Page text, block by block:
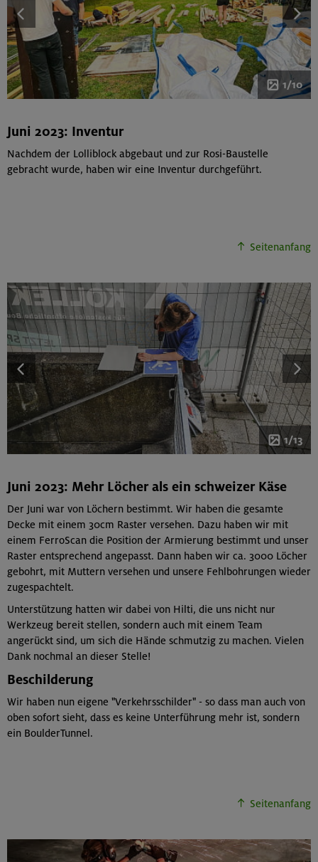
1/10
Juni 2023: Inventur
Nachdem der Lolliblock abgebaut und zur Rosi-Baustelle
gebracht wurde, haben wir eine Inventur durchgeführt.
Seitenanfang
1/13
Juni 2023: Mehr Löcher als ein schweizer Käse
Der Juni war von Löchern bestimmt. Wir haben die gesamte
Decke mit einem 30cm Raster versehen. Dazu haben wir mit
einem FerroScan die Position der Armierung bestimmt und unser
Raster entsprechend angepasst. Dann haben wir ca. 3000 Löcher
gebohrt, mit Muttern versehen und unsere Fehlbohrungen wieder
zugespachtelt.
Unterstützung hatten wir dabei von Hilti, die uns nicht nur
Werkzeug bereit stellen, sondern auch mit einem Team
angerückt sind, um sich die Hände schmutzig zu machen. Vielen
Dank nochmal an dieser Stelle!
Beschilderung
Wir haben nun eigene "Verkehrsschilder" - so dass man auch von
oben sofort sieht, dass es keine Unterführung mehr ist, sondern
ein BoulderTunnel.
Seitenanfang